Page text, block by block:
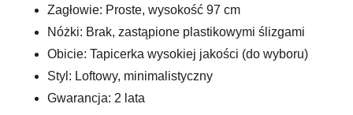
Zagłowie: Proste, wysokość 97 cm
Nóżki: Brak, zastąpione plastikowymi ślizgami
Obicie: Tapicerka wysokiej jakości (do wyboru)
Styl: Loftowy, minimalistyczny
Gwarancja: 2 lata